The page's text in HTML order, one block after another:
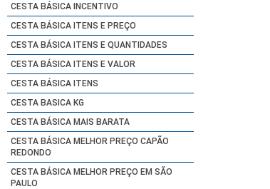
CESTA BÁSICA INCENTIVO
CESTA BÁSICA ITENS E PREÇO
CESTA BÁSICA ITENS E QUANTIDADES
CESTA BÁSICA ITENS E VALOR
CESTA BÁSICA ITENS
CESTA BASICA KG
CESTA BÁSICA MAIS BARATA
CESTA BÁSICA MELHOR PREÇO CAPÃO
REDONDO
CESTA BÁSICA MELHOR PREÇO EM SÃO
PAULO